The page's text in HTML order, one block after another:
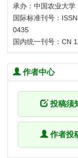
承办：中国农业大学
国际标准刊号：
0435
国内统一刊号：CN
作者中心
投稿须
作者投